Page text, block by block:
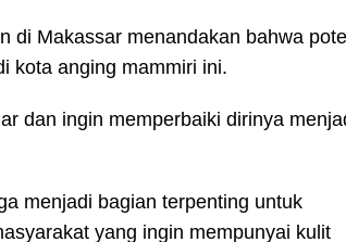
di Makassar menandakan bahwa
kota anging mammiri ini.
dan ingin memperbaiki dirinya
menjadi bagian terpenting untuk
yang ingin mempunyai kulit